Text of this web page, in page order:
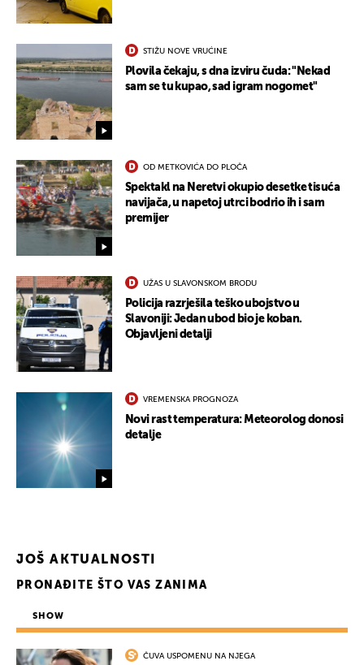
STIŽU NOVE VRUĆINE
Plovila čekaju, s dna izviru čuda: "Nekad
sam se tu kupao, sad igram nogomet"
OD METKOVIĆA DO PLOČA
Spektakl na Neretvi okupio desetke tisuća
navijača, u napetoj utrci bodrio ih i sam
premijer
UŽAS U SLAVONSKOM BRODU
Policija razrješila teško ubojstvo u
Slavoniji: Jedan ubod bio je koban.
Objavljeni detalji
VREMENSKA PROGNOZA
Novi rast temperatura: Meteorolog donosi
detalje
JOŠ AKTUALNOSTI
PRONAĐITE ŠTO VAS ZANIMA
SHOW
ČUVA USPOMENU NA NJEGA